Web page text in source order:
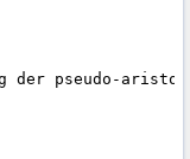
pseudo-